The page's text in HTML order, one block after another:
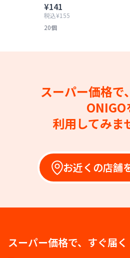
¥141
税込¥155
20個
スーパー価格で
ONIGO
利用してみま
お近くの店舗
スーパー価格で、すぐ届く